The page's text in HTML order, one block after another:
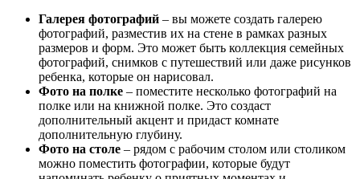
Галерея фотографий – вы можете создать галерею
фотографий, разместив их на стене в рамках разных
размеров и форм. Это может быть коллекция семейных
фотографий, снимков с путешествий или даже рисунков
ребенка, которые он нарисовал.
Фото на полке – поместите несколько фотографий на
полке или на книжной полке. Это создаст
дополнительный акцент и придаст комнате
дополнительную глубину.
Фото на столе – рядом с рабочим столом или столиком
можно поместить фотографии, которые будут